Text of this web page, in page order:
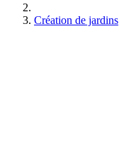
Création de jardins